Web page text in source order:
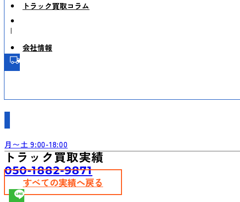
トラック買取コラム
会社情報
月〜土 9:00-18:00
050-1882-9871
トラック買取実績
すべての実績へ戻る